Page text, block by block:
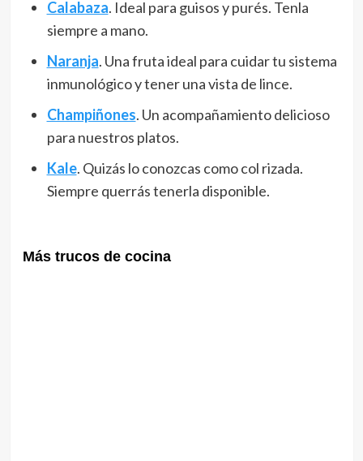
Calabaza. Ideal para guisos y purés. Tenla
siempre a mano.
Naranja. Una fruta ideal para cuidar tu sistema
inmunológico y tener una vista de lince.
Champiñones. Un acompañamiento delicioso
para nuestros platos.
Kale. Quizás lo conozcas como col rizada.
Siempre querrás tenerla disponible.
Más trucos de cocina